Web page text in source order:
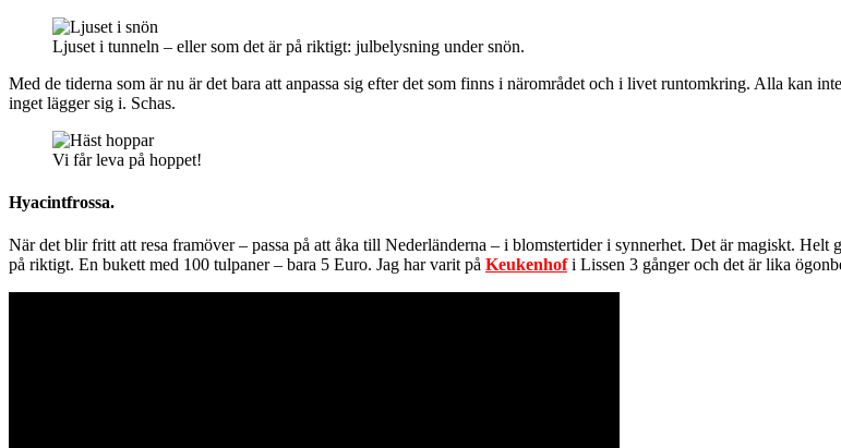
Ljuset i tunneln – eller som det är på riktigt: julbelysning under snön.
Med de tiderna som är nu är det bara att anpassa sig efter det som finns i närområdet och i livet runtomkring. Alla kan
inget lägger sig i. Schas.
Vi får leva på hoppet!
Hyacintfrossa.
När det blir fritt att resa framöver – passa på att åka till Nederländerna – i blomstertider i synnerhet. Det är magiskt.
på riktigt. En bukett med 100 tulpaner – bara 5 Euro. Jag har varit på Keukenhofi Lissen 3 gånger och det är lika